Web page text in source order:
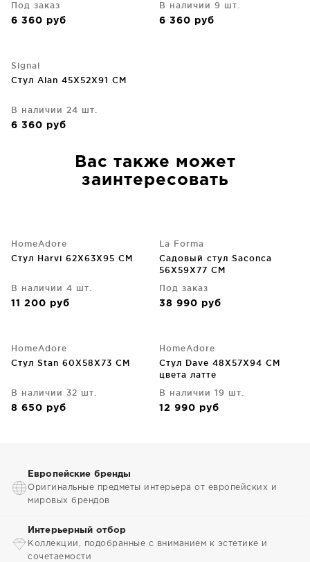
Под заказ
6 360 руб
В наличии 9 шт.
6 360 руб
Signal
Стул Alan 45X52X91 CM
В наличии 24 шт.
6 360 руб
Вас также может
заинтересовать
HomeAdore
Стул Harvi 62X63X95 CM
В наличии 4 шт.
11 200 руб
La Forma
Садовый стул Saconca
56X59X77 CM
Под заказ
38 990 руб
HomeAdore
Стул Stan 60X58X73 CM
В наличии 32 шт.
8 650 руб
HomeAdore
Стул Dave 48X57X94 CM
цвета латте
В наличии 19 шт.
12 990 руб
Европейские бренды
Оригинальные предметы интерьера от европейских и
мировых брендов
Интерьерный отбор
Коллекции, подобранные с вниманием к эстетике и
сочетаемости